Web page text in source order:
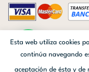
Mercanet © 2026.|
Esta web utiliza cookies
continúa navegando
aceptación de ésta y de